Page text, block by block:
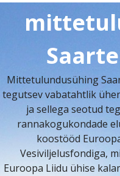
Mittetulundusühing
tegutsev vabatahtlik
ja sellega seotud
rannakogukondade
koostööd
Vesiviljelusfondiga,
Euroopa Liidu ühise